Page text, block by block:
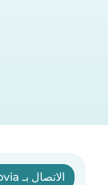
الاتصال بـ Nabukenya scovia